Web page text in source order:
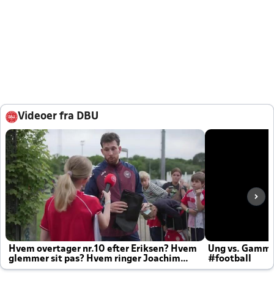
Videoer fra DBU
Hvem overtager nr.10 efter Eriksen? Hvem
glemmer sit pas? Hvem ringer Joachim
altid til efter kampe?
Ung vs.
#football